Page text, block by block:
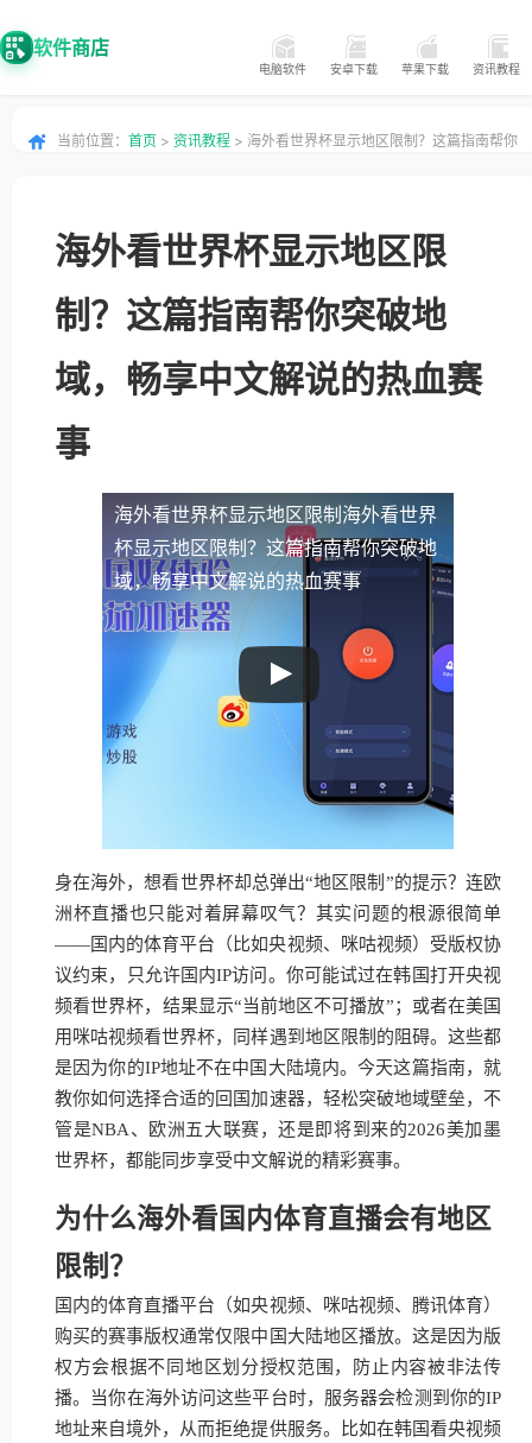
软件商店
电脑软件 安卓下载 苹果下载 资讯教程
当前位置： 首页 > 资讯教程 > 海外看世界杯显示地区限制？这篇指南帮你
海外看世界杯显示地区限
制？这篇指南帮你突破地
域，畅享中文解说的热血赛
事
海外看世界杯显示地区限制 海外看世界
杯显示地区限制？这篇指南帮你突破地
域，畅享中文解说的热血赛事
身在海外，想看世界杯却总弹出“地区限制”的提示？连欧
洲杯直播也只能对着屏幕叹气？其实问题的根源很简单
——国内的体育平台（比如央视频、咪咕视频）受版权协
议约束，只允许国内IP访问。你可能试过在韩国打开央视
频看世界杯，结果显示“当前地区不可播放”；或者在美国
用咪咕视频看世界杯，同样遇到地区限制的阻碍。这些都
是因为你的IP地址不在中国大陆境内。今天这篇指南，就
教你如何选择合适的回国加速器，轻松突破地域壁垒，不
管是NBA、欧洲五大联赛，还是即将到来的2026美加墨
世界杯，都能同步享受中文解说的精彩赛事。
为什么海外看国内体育直播会有地区
限制？
国内的体育直播平台（如央视频、咪咕视频、腾讯体育）
购买的赛事版权通常仅限中国大陆地区播放。这是因为版
权方会根据不同地区划分授权范围，防止内容被非法传
播。当你在海外访问这些平台时，服务器会检测到你的IP
地址来自境外，从而拒绝提供服务。比如在韩国看央视频